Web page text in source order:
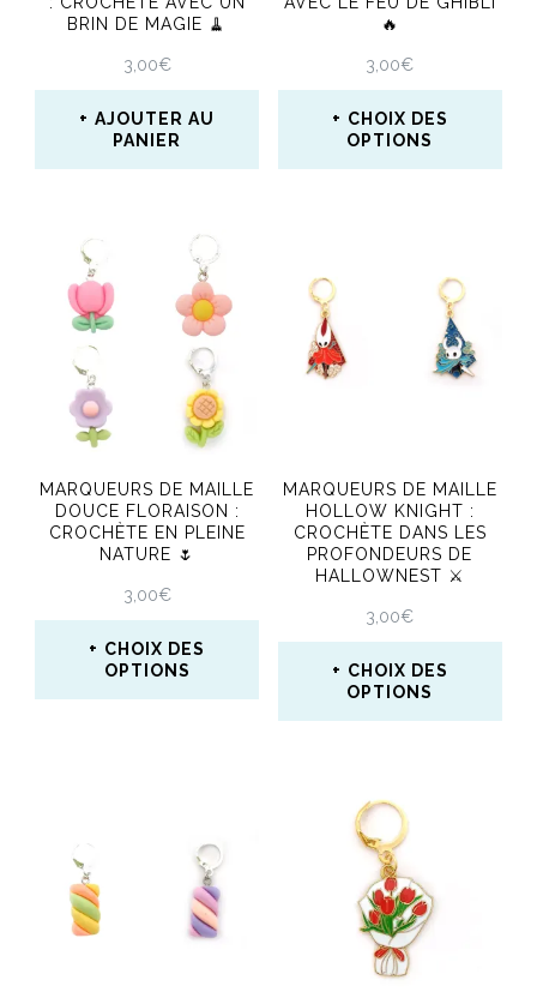
BRIN DE MAGIE 🧹
3,00€
AJOUTER AU
PANIER
🔥
3,00€
CHOIX DES
OPTIONS
plusieurs
variations.
être
choisies
sur
la
page
du
MARQUEURS DE MAILLE
DOUCE FLORAISON :
CROCHÈTE EN PLEINE
NATURE 🌷
3,00€
CHOIX DES
OPTIONS
variations.
MARQUEURS DE MAILLE
HOLLOW KNIGHT :
CROCHÈTE DANS LES
PROFONDEURS DE
HALLOWNEST ⚔️
3,00€
CHOIX DES
OPTIONS
a
plusieurs
variations.
Les
options